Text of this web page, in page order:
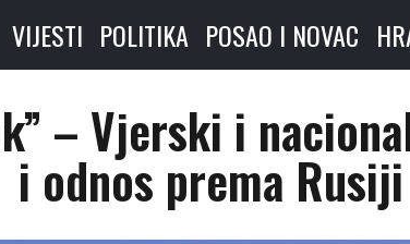
VIJESTI POLITIKA POSAO I NOVAC
– Vjerski i
i odnos prema Rusiji